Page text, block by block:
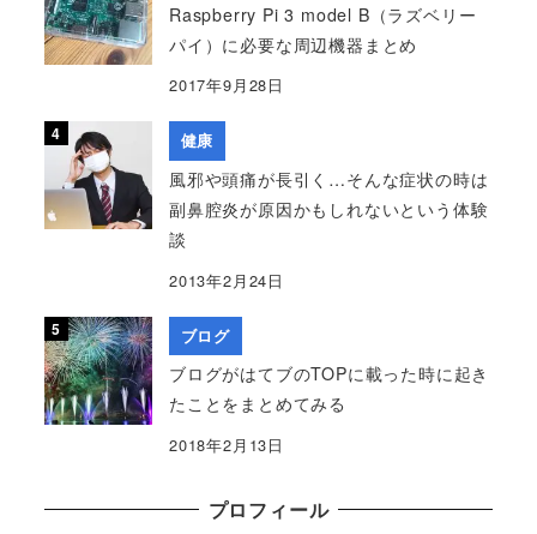
Raspberry Pi 3 model B（ラズベリー
パイ）に必要な周辺機器まとめ
2017年9月28日
健康
風邪や頭痛が長引く…そんな症状の時は
副鼻腔炎が原因かもしれないという体験
談
2013年2月24日
ブログ
ブログがはてブのTOPに載った時に起き
たことをまとめてみる
2018年2月13日
プロフィール